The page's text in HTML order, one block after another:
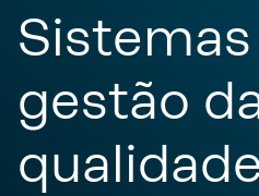
gestão
qualidade